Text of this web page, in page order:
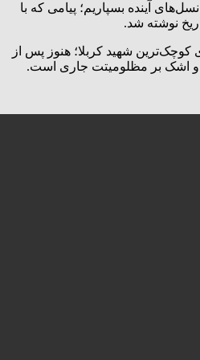
آینده بسپاریم؛ پیامی که با
نوشته شد.
شهید کربلا؛ هنوز پس از
و اشک بر مظلومیتت جاری است.